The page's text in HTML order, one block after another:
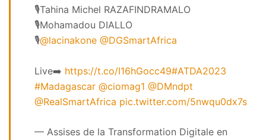
🎙️Tahina Michel RAZAFINDRAMALO
🎙️Mohamadou DIALLO
🎙️@lacinakone @DGSmartAfrica
Live➡️ https://t.co/I16hGocc49#ATDA2023
#Madagascar @ciomag1 @DMndpt
@RealSmartAfrica pic.twitter.com/5nwqu0dx7s
— Assises de la Transformation Digitale en